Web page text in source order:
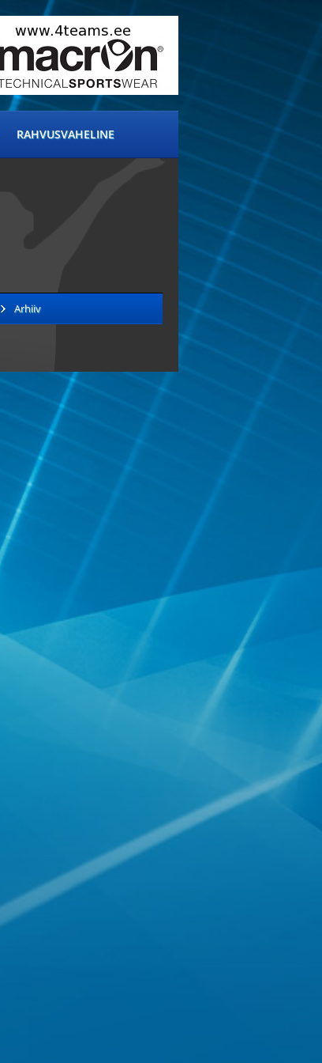
RAHVUSVAHELINE
Arhiiv